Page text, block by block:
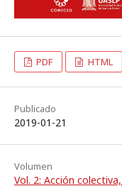
PDF HTML
Publicado
2019-01-21
Volumen
Vol. 2: Acción